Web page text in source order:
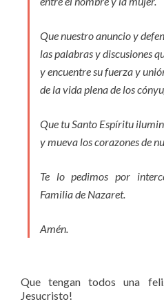
Que nuestro anuncio y
las palabras y discusiones
y encuentre su fuerza y
de la vida plena de los
Que tu Santo Espíritu
y mueva los corazones de
Te lo pedimos por
Familia de Nazaret.
Amén.
Que tengan todos una
Jesucristo!